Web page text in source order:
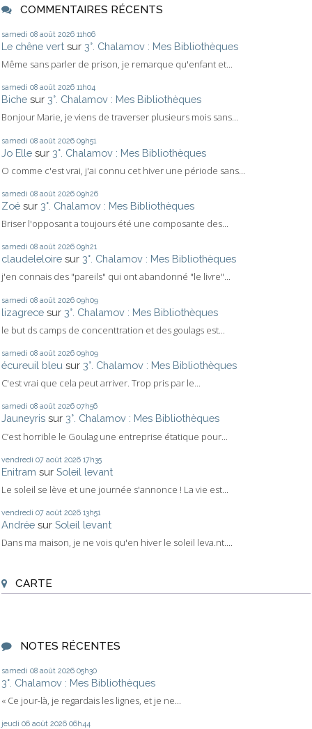
COMMENTAIRES RÉCENTS
samedi 08 août 2026 11h06
Le chêne vert sur 3°. Chalamov : Mes Bibliothèques
Même sans parler de prison, je remarque qu'enfant et...
samedi 08 août 2026 11h04
Biche sur 3°. Chalamov : Mes Bibliothèques
Bonjour Marie, je viens de traverser plusieurs mois sans...
samedi 08 août 2026 09h51
Jo Elle sur 3°. Chalamov : Mes Bibliothèques
O comme c'est vrai, j'ai connu cet hiver une période sans...
samedi 08 août 2026 09h26
Zoé sur 3°. Chalamov : Mes Bibliothèques
Briser l'opposant a toujours été une composante des...
samedi 08 août 2026 09h21
claudeleloire sur 3°. Chalamov : Mes Bibliothèques
j'en connais des "pareils" qui ont abandonné "le livre"...
samedi 08 août 2026 09h09
lizagrece sur 3°. Chalamov : Mes Bibliothèques
le but ds camps de concenttration et des goulags est...
samedi 08 août 2026 09h09
écureuil bleu sur 3°. Chalamov : Mes Bibliothèques
C'est vrai que cela peut arriver. Trop pris par le...
samedi 08 août 2026 07h56
Jauneyris sur 3°. Chalamov : Mes Bibliothèques
C’est horrible le Goulag une entreprise étatique pour...
vendredi 07 août 2026 17h35
Enitram sur Soleil levant
Le soleil se lève et une journée s'annonce ! La vie est...
vendredi 07 août 2026 13h51
Andrée sur Soleil levant
Dans ma maison, je ne vois qu'en hiver le soleil leva.nt....
CARTE
NOTES RÉCENTES
samedi 08 août 2026 05h30
3°. Chalamov : Mes Bibliothèques
« Ce jour-là, je regardais les lignes, et je ne...
jeudi 06 août 2026 06h44